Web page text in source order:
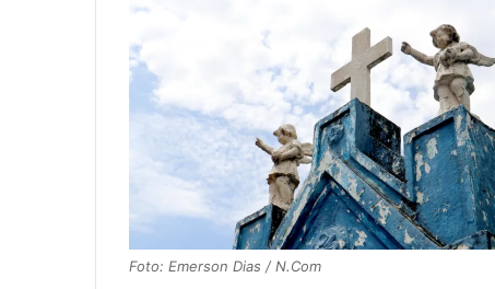
Foto: Emerson Dias / N.Com